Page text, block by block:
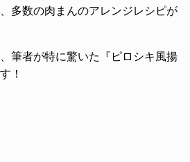
多数の肉まんのアレンジレシピが
筆者が特に驚いた『ピロシキ風揚
！